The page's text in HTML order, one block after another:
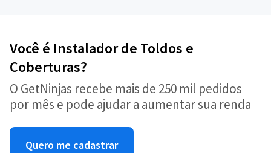
Você é Instalador de Toldos e
Coberturas?
O GetNinjas recebe mais de 250 mil pedidos
por mês e pode ajudar a aumentar sua renda
Quero me cadastrar